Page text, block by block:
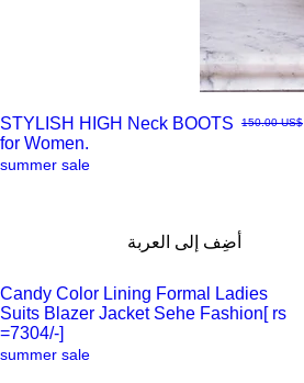
العرض
STYLISH HIGH Neck BOOTS
for Women.
سعر عادي‏150.00 US$
summer sale
أضِف إلى العربة
العرض
Candy Color Lining Formal Ladies
Suits Blazer Jacket Sehe Fashion[ rs
=7304/-]
summer sale